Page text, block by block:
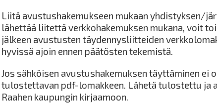
Liitä avustushakemukseen mukaan yhdistyksen/
lähettää liitettä verkkohakemuksen mukana, voit
jälkeen avustusten täydennysliitteiden
hyvissä ajoin ennen päätösten tekemistä.
Jos sähköisen avustushakemuksen täyttäminen ei
tulostettavan pdf-lomakkeen. Lähetä tulostettu ja
Raahen kaupungin kirjaamoon.